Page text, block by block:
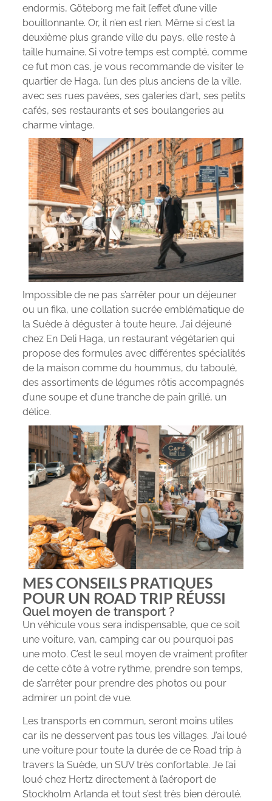
endormis, Göteborg me fait l’effet d’une ville
bouillonnante. Or, il n’en est rien. Même si c’est la
deuxième plus grande ville du pays, elle reste à
taille humaine. Si votre temps est compté, comme
ce fut mon cas, je vous recommande de visiter le
quartier de Haga, l’un des plus anciens de la ville,
avec ses rues pavées, ses galeries d’art, ses petits
cafés, ses restaurants et ses boulangeries au
charme vintage.
Impossible de ne pas s’arrêter pour un déjeuner
ou un fika, une collation sucrée emblématique de
la Suède à déguster à toute heure. J’ai déjeuné
chez En Deli Haga, un restaurant végétarien qui
propose des formules avec différentes spécialités
de la maison comme du hoummus, du taboulé,
des assortiments de légumes rôtis accompagnés
d’une soupe et d’une tranche de pain grillé, un
délice.
MES CONSEILS PRATIQUES
POUR UN ROAD TRIP RÉUSSI
Quel moyen de transport ?
Un véhicule vous sera indispensable, que ce soit
une voiture, van, camping car ou pourquoi pas
une moto. C’est le seul moyen de vraiment profiter
de cette côte à votre rythme, prendre son temps,
de s’arrêter pour prendre des photos ou pour
admirer un point de vue.
Les transports en commun, seront moins utiles
car ils ne desservent pas tous les villages. J’ai loué
une voiture pour toute la durée de ce Road trip à
travers la Suède, un SUV très confortable. Je l’ai
loué chez Hertz directement à l’aéroport de
Stockholm Arlanda et tout s’est très bien déroulé.